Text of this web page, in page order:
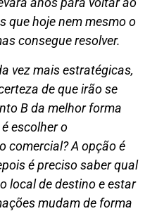
que hoje nem mesmo o
consegue resolver.
vez mais estratégicas,
de que irão se
B da melhor forma
escolher o
comercial? A opção é
é preciso saber qual
local de destino e estar
mudam de forma